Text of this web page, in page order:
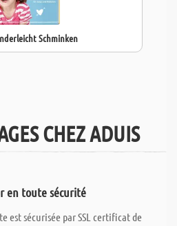
Schminken
CHEZ ADUIS
en toute sécurité
est sécurisée par SSL certificat de